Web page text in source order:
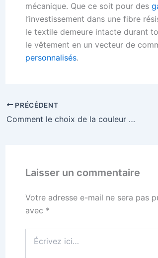
mécanique. Que ce soit pour des
l’investissement dans une fibre
le textile demeure intacte durant
le vêtement en un vecteur de
personnalisés.
PRÉCÉDENT
Comment le choix de la couleur du fil affecte-t-il le rendu des dégradés sur un vêtement personnalisé ?
Laisser un commentaire
Votre adresse e-mail ne sera pas
avec *
ici…